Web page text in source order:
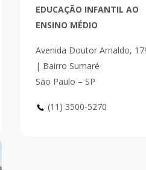
EDUCAÇÃO INFANTIL AO
ENSINO MÉDIO
Avenida Doutor Arnaldo,
| Bairro Sumaré
São Paulo – SP
(11) 3500-5270